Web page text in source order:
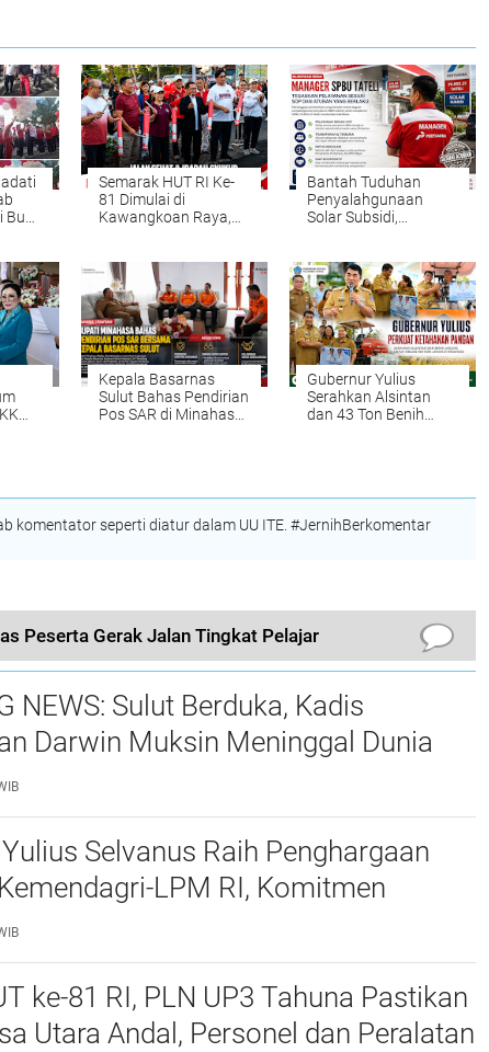
Semarak HUT RI Ke-
81 Dimulai di
Kawangkoan Raya,
Persatuan dan
Semangat
Kebangsaan
Bantah Tuduhan
Penyalahgunaan
Solar Subsidi,
Pelayanan Berjalan
Sesuai SOP dan
Regulasi
Kepala Basarnas
Sulut Bahas Pendirian
Pos SAR di Minahasa,
Gubernur Yulius
Serahkan Alsintan
dan 43 Ton Benih
komentator seperti diatur dalam UU ITE. #JernihBerkomentar
Peserta Gerak Jalan Tingkat Pelajar
NEWS: Sulut Berduka, Kadis
Darwin Muksin Meninggal Dunia
TIFF 2026
Selvanus Raih Penghargaan
LPM RI, Komitmen
dari Akar Rumput Diakui
ke-81 RI, PLN UP3 Tahuna Pastikan
Utara Andal, Personel dan Peralatan